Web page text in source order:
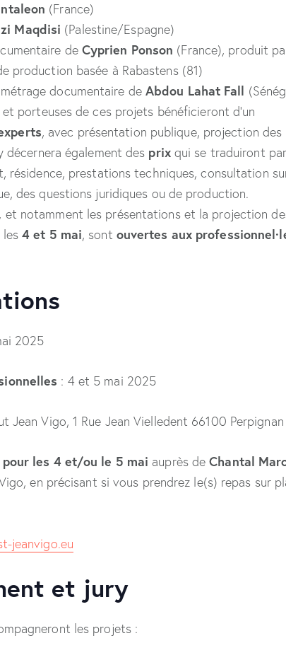
(France)
Maqdisi (Palestine/Espagne)
de Cyprien Ponson (France), produit
production basée à Rabastens (81)
documentaire de Abdou Lahat Fall
porteuses de ces projets bénéficieront d’un
, avec présentation publique, projection
également des prixqui se traduiront
résidence, prestations techniques, consultation
des questions juridiques ou de production.
, et notamment les présentations et la projection
4 et 5 mai, sont ouvertes aux
2025
: 4 et 5 mai 2025
Jean Vigo, 1 Rue Jean Vielledent 66100 Perpignan
les 4 et/ou le 5 mai auprès deChantal
en précisant si vous prendrez le(s) repas sur
jeanvigo.eu
et jury
les projets :